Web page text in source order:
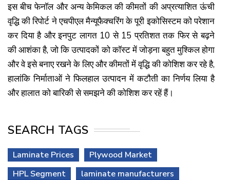
इस बीच फेनाॅल और अन्य केमिकल की कीमतों की अप्रत्याशित ऊंची
वृद्धि की रिपोर्ट ने एचपीएल मैन्यूफैक्चरिंग के पूरी इकोसिस्टम को परेशान
कर दिया है और इनपुट लागत 10 से 15 प्रतिशत तक फिर से बढ़ने
की आशंका है, जो कि उत्पादकों को काॅस्ट में जोड़ना बहुत मुश्किल होगा
और वे इसे बनाए रखने के लिए और कीमतों में वृद्धि की कोशिश कर रहे है,
हालांकि निर्माताओं ने फिलहाल उत्पादन में कटौती का निर्णय लिया है
और हालात को बारिकी से समझने की कोशिश कर रहें हैं।
SEARCH TAGS
Laminate Prices
Plywood Market
HPL Segment
laminate manufacturers